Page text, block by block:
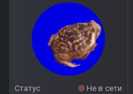
Статус
Не в сети